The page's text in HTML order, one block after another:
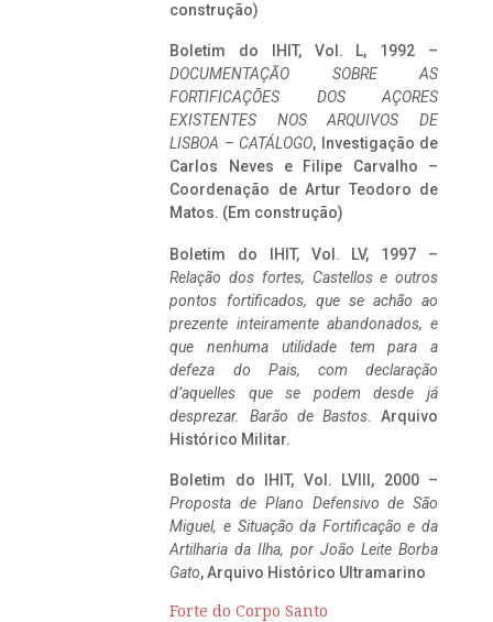
construção)
Boletim do IHIT, Vol. L, 1992 –
DOCUMENTAÇÃO SOBRE AS
FORTIFICAÇÕES DOS AÇORES
EXISTENTES NOS ARQUIVOS DE
LISBOA – CATÁLOGO, Investigação de
Carlos Neves e Filipe Carvalho –
Coordenação de Artur Teodoro de
Matos. (Em construção)
Boletim do IHIT, Vol. LV, 1997 –
Relação dos fortes, Castellos e outros
pontos fortificados, que se achão ao
prezente inteiramente abandonados, e
que nenhuma utilidade tem para a
defeza do Pais, com declaração
d’aquelles que se podem desde já
desprezar. Barão de Bastos. Arquivo
Histórico Militar.
Boletim do IHIT, Vol. LVIII, 2000 –
Proposta de Plano Defensivo de São
Miguel, e Situação da Fortificação e da
Artilharia da Ilha, por João Leite Borba
Gato, Arquivo Histórico Ultramarino
Forte do Corpo Santo